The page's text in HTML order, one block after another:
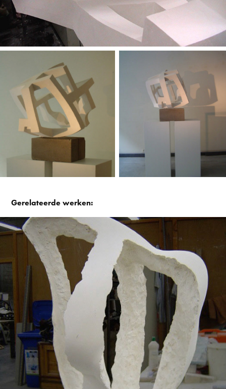
Gerelateerde werken:
Spin
2006